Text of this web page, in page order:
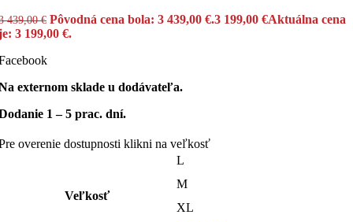
439,00€ Pôvodná cena bola: 3 439,00 €.3 199,00 €Aktuálna cena
3 199,00 €.
externom sklade u dodávateľa.
1 – 5 prac. dní.
overenie dostupnosti klikni na veľkosť
Veľkosť
L
M
XL